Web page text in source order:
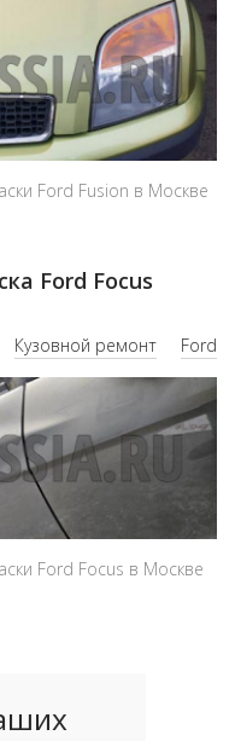
Ford Fusion в Москве
Ford Focus
Кузовной ремонт Ford
Ford Focus в Москве